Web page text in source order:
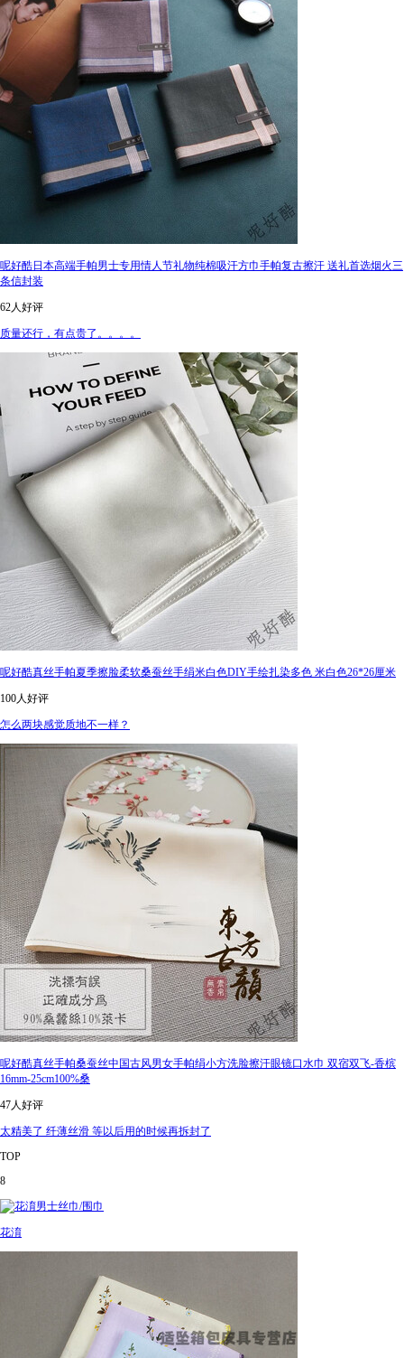
呢好酷日本高端手帕男士专用情人节礼物纯棉吸汗方巾手帕复古擦汗 送礼首选烟火三
条信封装
62人好评
质量还行，有点贵了。。。。
呢好酷真丝手帕夏季擦脸柔软桑蚕丝手绢米白色DIY手绘扎染多色 米白色26*26厘米
100人好评
怎么两块感觉质地不一样？
呢好酷真丝手帕桑蚕丝中国古风男女手帕绢小方洗脸擦汗眼镜口水巾 双宿双飞-香槟
16mm-25cm100%桑
47人好评
太精美了 纤薄丝滑 等以后用的时候再拆封了
TOP
8
花淯